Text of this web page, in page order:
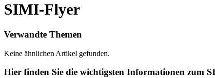
SIMI-Flyer
Verwandte Themen
Keine ähnlichen Artikel gefunden.
Hier finden Sie die wichtigsten Informationen zum